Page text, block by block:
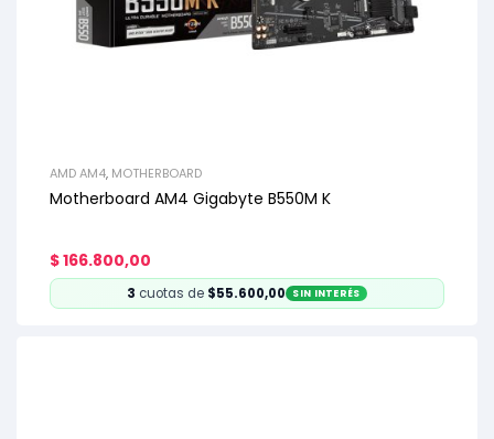
AMD AM4, MOTHERBOARD
Motherboard AM4 Gigabyte B550M K
$166.800,00
3 cuotas de $55.600,00 SIN INTERÉS